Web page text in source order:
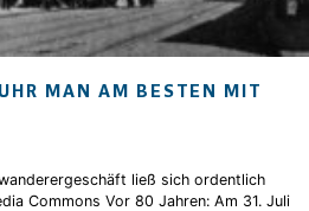
MAN AM BESTEN MIT
ließ sich ordentlich
Commons Vor 80 Jahren: Am 31. Juli